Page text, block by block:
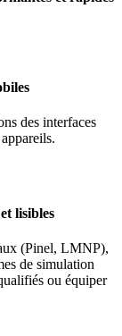
des interfaces
lisibles
(Pinel, LMNP),
de simulation
ou équiper